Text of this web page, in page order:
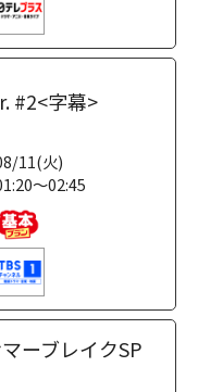
#2<字幕>
11(火)
～02:45
ーブレイクSP